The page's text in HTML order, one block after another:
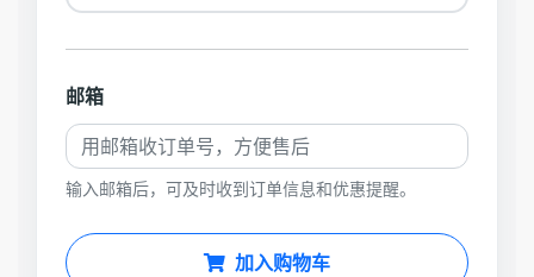
邮箱
输入邮箱后，可及时收到订单信息和优惠提醒。
加入购物车